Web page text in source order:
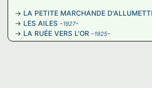
LA PETITE MARCHANDE
LES AILES -1927-
LA RUÉE VERS L'OR -1925-